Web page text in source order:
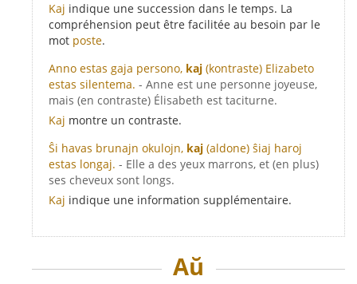
Kaj indique une succession dans le temps. La
compréhension peut être facilitée au besoin par le
mot poste.
Anno estas gaja persono, kaj (kontraste) Elizabeto
estas silentema. - Anne est une personne joyeuse,
mais (en contraste) Élisabeth est taciturne.
Kaj montre un contraste.
Ŝi havas brunajn okulojn, kaj (aldone) ŝiaj haroj
estas longaj. - Elle a des yeux marrons, et (en plus)
ses cheveux sont longs.
Kaj indique une information supplémentaire.
Aŭ